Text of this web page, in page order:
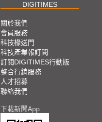
DIGITIMES
關於我們
會員服務
科技椽送門
科技產業報訂閱
訂閱DIGITIMES行動版
整合行銷服務
人才招募
聯絡我們
下載新聞App